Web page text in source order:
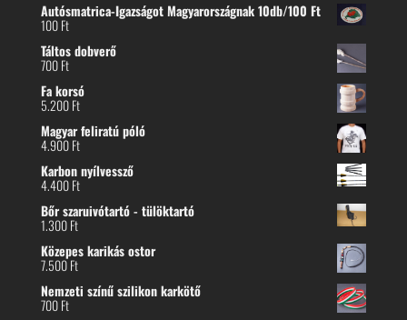
Autósmatrica-Igazságot Magyarországnak 10db/100 Ft
100Ft
Táltos dobverő
700Ft
Fa korsó
5.200Ft
Magyar feliratú póló
4.900Ft
Karbon nyílvessző
4.400Ft
Bőr szaruivótartó - tülöktartó
1.300Ft
Közepes karikás ostor
7.500Ft
Nemzeti színű szilikon karkötő
700Ft